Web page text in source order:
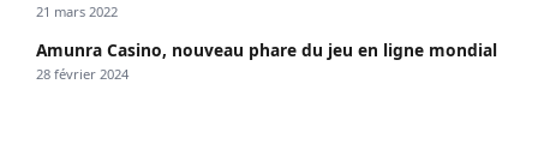
21 mars 2022
Amunra Casino, nouveau phare du jeu en ligne mondial
28 février 2024